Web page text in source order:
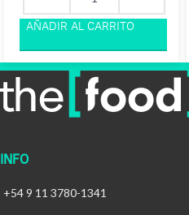
INFO
+54 9 11 3780-1341